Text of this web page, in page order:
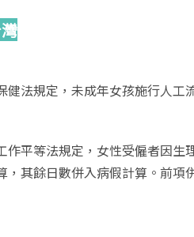
健法規定，未成年女孩施行人工
作平等法規定，女性受僱者因生
，其餘日數併入病假計算。前項